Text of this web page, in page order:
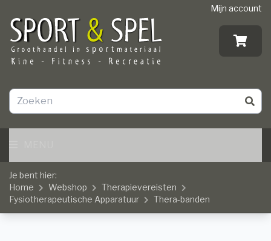
Mijn account
Je bent hier:
Home
Webshop
Therapievereisten
Fysiotherapeutische Apparatuur
Thera-banden